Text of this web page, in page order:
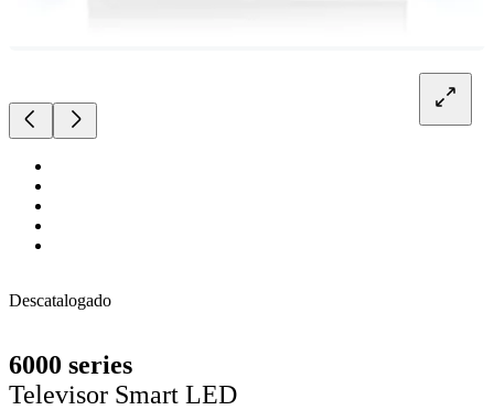
Descatalogado
6000 series
Televisor Smart LED